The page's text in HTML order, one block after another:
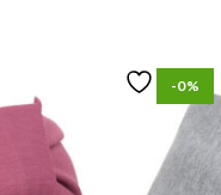
-0%